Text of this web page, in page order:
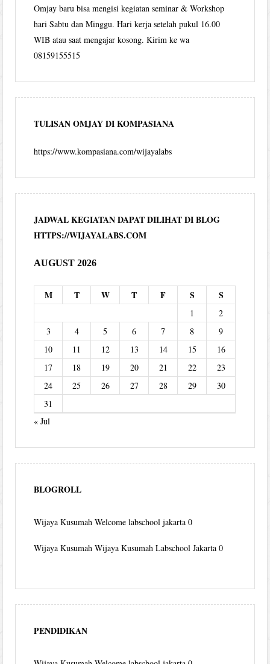
Omjay baru bisa mengisi kegiatan seminar & Workshop
hari Sabtu dan Minggu. Hari kerja setelah pukul 16.00
WIB atau saat mengajar kosong. Kirim ke wa
08159155515
TULISAN OMJAY DI KOMPASIANA
https://www.kompasiana.com/wijayalabs
JADWAL KEGIATAN DAPAT DILIHAT DI BLOG
HTTPS://WIJAYALABS.COM
AUGUST 2026
M T W T F S S
1
2
3
4 5 6 7 8
9
10
11 12 13 14 15
16
17
18 19 20 21 22
23
24
25 26 27 28 29
30
31
« Jul
BLOGROLL
Wijaya Kusumah Welcome labschool jakarta 0
Wijaya Kusumah Wijaya Kusumah Labschool Jakarta 0
PENDIDIKAN